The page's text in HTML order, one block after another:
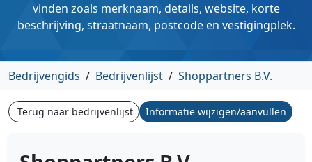
vinden zoals merknaam, details, website, korte
beschrijving, straatnaam, postcode en vestigingplek.
Bedrijvengids / Bedrijvenlijst / Shoppartners B.V.
Terug naar bedrijvenlijst Informatie wijzigen/aanvullen